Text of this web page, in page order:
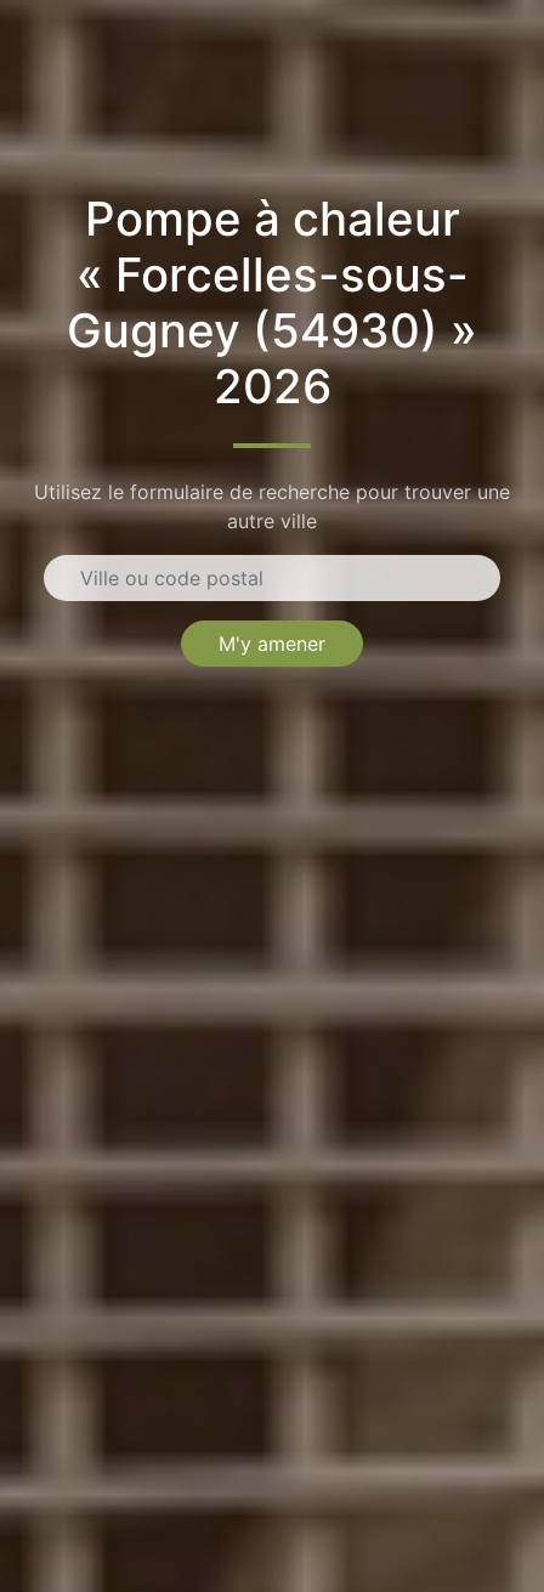
Pompe à chaleur
« Forcelles-sous-
Gugney (54930) »
2026
Utilisez le formulaire de recherche pour trouver une
autre ville
M'y amener